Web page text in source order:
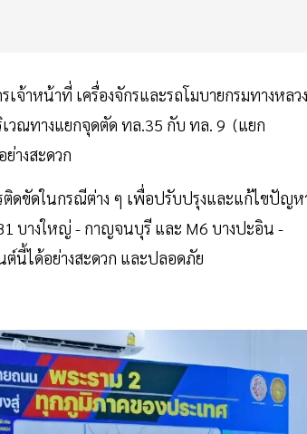
จ้าหน้าที่ เครื่องจักรและรถโมบายกรมทางหลวง
เวณทางแยกจุดตัด ทล.35 กับ ทล. 9 (แยก
างสะดวก
ดขัดในกรณีต่าง ๆ เพื่อปรับปรุงและแก้ไขปัญห
บางใหญ่ - กาญจนบุรี และ M6 บางปะอิน -
ต์นี้ได้อย่างสะดวก และปลอดภัย